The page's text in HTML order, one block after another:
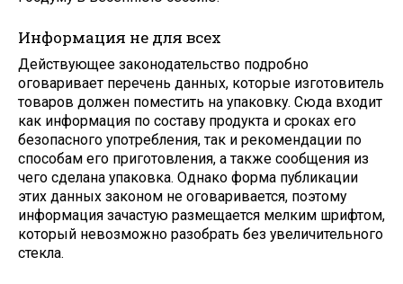
Информация не для всех
Действующее законодательство подробно
оговаривает перечень данных, которые изготовитель
товаров должен поместить на упаковку. Сюда входит
как информация по составу продукта и сроках его
безопасного употребления, так и рекомендации по
способам его приготовления, а также сообщения из
чего сделана упаковка. Однако форма публикации
этих данных законом не оговаривается, поэтому
информация зачастую размещается мелким шрифтом,
который невозможно разобрать без увеличительного
стекла.